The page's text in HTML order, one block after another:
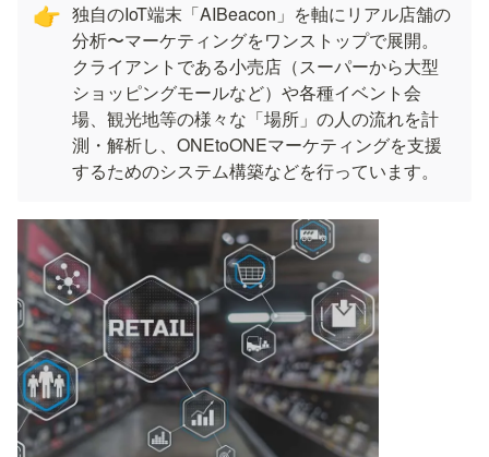
👉 独自のIoT端末「AIBeacon」を軸にリアル店舗の
分析〜マーケティングをワンストップで展開。
クライアントである小売店（スーパーから大型
ショッピングモールなど）や各種イベント会
場、観光地等の様々な「場所」の人の流れを計
測・解析し、ONEtoONEマーケティングを支援
するためのシステム構築などを行っています。